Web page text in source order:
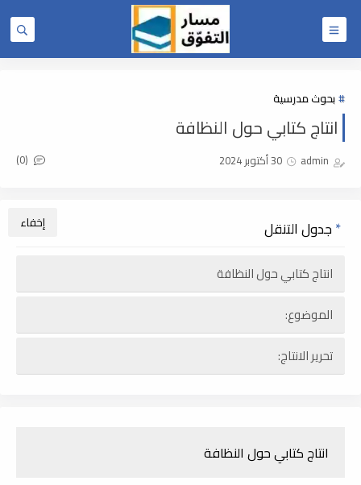
بحوث مدرسية
انتاج كتابي حول النظافة
admin 30 أكتوبر 2024 (0)
جدول التنقل
انتاج كتابي حول النظافة
الموضوع:
تحرير الانتاج:
انتاج كتابي حول النظافة